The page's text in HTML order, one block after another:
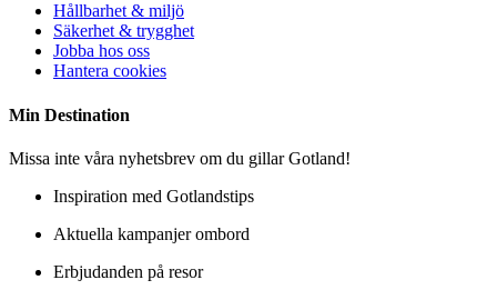
Hållbarhet & miljö
Säkerhet & trygghet
Jobba hos oss
Hantera cookies
Min Destination
Missa inte våra nyhetsbrev om du gillar Gotland!
Inspiration med Gotlandstips
Aktuella kampanjer ombord
Erbjudanden på resor